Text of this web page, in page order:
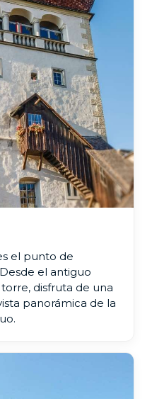
el punto de
el antiguo
disfruta de una
panorámica de la